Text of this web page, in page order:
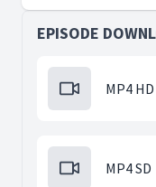
EPISODE
MP4 HD
MP4 SD